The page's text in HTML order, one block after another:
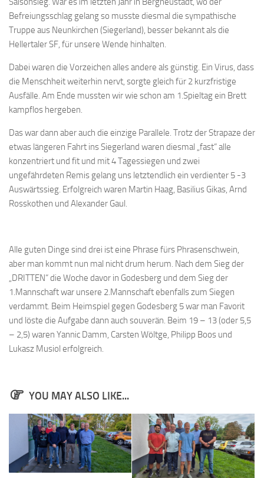
Bayernpokal
Sommerturnier
Mannschaften
1. Mannschaft
2. Mannschaft
3. Mannschaft
4. Mannschaft
Jugendschach
Schach online
Verein
Anfahrt
Vorstand
Mitglieder
Mitglied werden
En passant
BKV
Ausschreibungen
Links
Befreiungsschlag gelang so musste diesmal die sympathische
Truppe aus Neunkirchen (Siegerland), besser bekannt als die
Hellertaler SF, für unsere Wende hinhalten.
Dabei waren die Vorzeichen alles andere als günstig. Ein Virus, dass
die Menschheit weiterhin nervt, sorgte gleich für 2 kurzfristige
Ausfälle. Am Ende mussten wir wie schon am 1.Spieltag ein Brett
kampflos hergeben.
Das war dann aber auch die einzige Parallele. Trotz der Strapaze der
etwas längeren Fahrt ins Siegerland waren diesmal „fast“ alle
konzentriert und fit und mit 4 Tagessiegen und zwei
ungefährdeten Remis gelang uns letztendlich ein verdienter 5 -3
Auswärtssieg. Erfolgreich waren Martin Haag, Basilius Gikas, Arnd
Rosskothen und Alexander Gaul.
Alle guten Dinge sind drei ist eine Phrase fürs Phrasenschwein,
aber man kommt nun mal nicht drum herum. Nach dem Sieg der
„DRITTEN“ die Woche davor in Godesberg und dem Sieg der
1.Mannschaft war unsere 2.Mannschaft ebenfalls zum Siegen
verdammt. Beim Heimspiel gegen Godesberg 5 war man Favorit
und löste die Aufgabe dann auch souverän. Beim 19 – 13 (oder 5,5
– 2,5) waren Yannic Damm, Carsten Wöltge, Philipp Boos und
Lukasz Musiol erfolgreich.
YOU MAY ALSO LIKE...